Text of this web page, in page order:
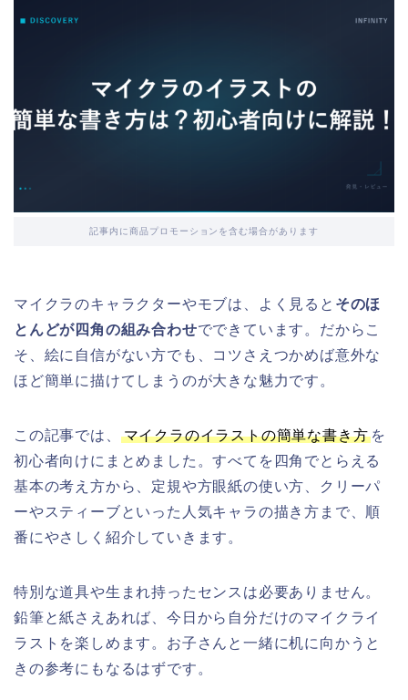
記事内に商品プロモーションを含む場合があります
マイクラのキャラクターやモブは、よく見ると そのほ
とんどが四角の組み合わせでできています。だからこ
そ、絵に自信がない方でも、コツさえつかめば意外な
ほど簡単に描けてしまうのが大きな魅力です。
この記事では、 マイクラのイラストの簡単な書き方 を
初心者向けにまとめました。すべてを四角でとらえる
基本の考え方から、定規や方眼紙の使い方、クリーパ
ーやスティーブといった人気キャラの描き方まで、順
番にやさしく紹介していきます。
特別な道具や生まれ持ったセンスは必要ありません。
鉛筆と紙さえあれば、今日から自分だけのマイクライ
ラストを楽しめます。お子さんと一緒に机に向かうと
きの参考にもなるはずです。